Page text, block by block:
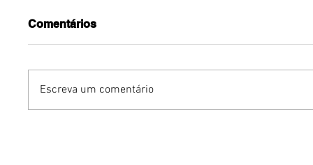
Comentários
Escreva um comentário